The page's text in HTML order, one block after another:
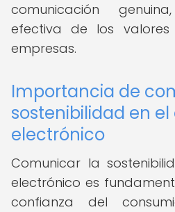
comunicación
efectiva de los valores
empresas.
Importancia de
sostenibilidad en
electrónico
Comunicar la
electrónico es
confianza del